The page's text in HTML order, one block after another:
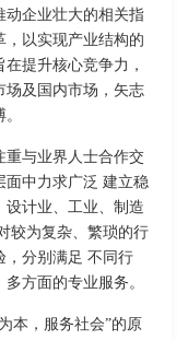
动企业壮大的相关指
，以实现产业结构的
提升核心竞争力，
场及国内市场，矢志
重与业界人士合作交
面中力求广泛 建立稳
设计业、工业、制造
较为复杂、繁琐的行
，分别满足 不同行
方面的专业服务。
本，服务社会”的原